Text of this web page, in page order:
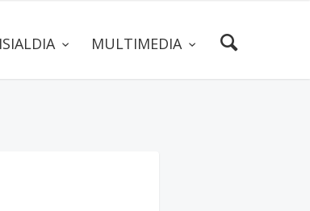
MULTIMEDIA